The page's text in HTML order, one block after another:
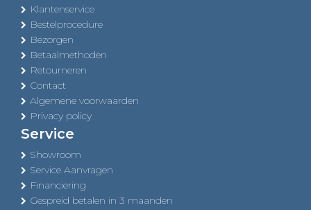
Klantenservice
Bestelprocedure
Bezorgen
Betaalmethoden
Retourneren
Contact
Algemene voorwaarden
Privacy policy
Service
Showroom
Service Aanvragen
Financiering
Gespreid betalen in 3 maanden